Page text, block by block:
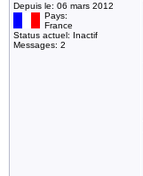
Depuis le: 06 mars 2012
Pays:
France
Status actuel: Inactif
Messages: 2